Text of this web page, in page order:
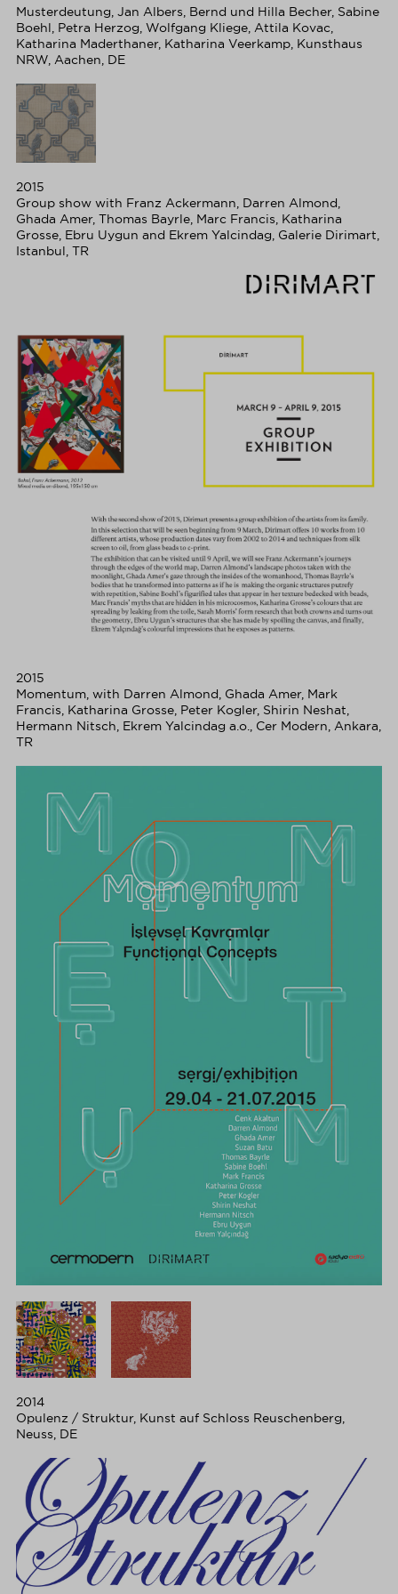
Musterdeutung, Jan Albers, Bernd und Hilla Becher, Sabine
Boehl, Petra Herzog, Wolfgang Kliege, Attila Kovac,
Katharina Maderthaner, Katharina Veerkamp, Kunsthaus
NRW, Aachen, DE
2015
Group show with Franz Ackermann, Darren Almond,
Ghada Amer, Thomas Bayrle, Marc Francis, Katharina
Grosse, Ebru Uygun and Ekrem Yalcindag, Galerie Dirimart,
Istanbul, TR
2015
Momentum, with Darren Almond, Ghada Amer, Mark
Francis, Katharina Grosse, Peter Kogler, Shirin Neshat,
Hermann Nitsch, Ekrem Yalcindag a.o., Cer Modern, Ankara,
TR
2014
Opulenz / Struktur, Kunst auf Schloss Reuschenberg,
Neuss, DE